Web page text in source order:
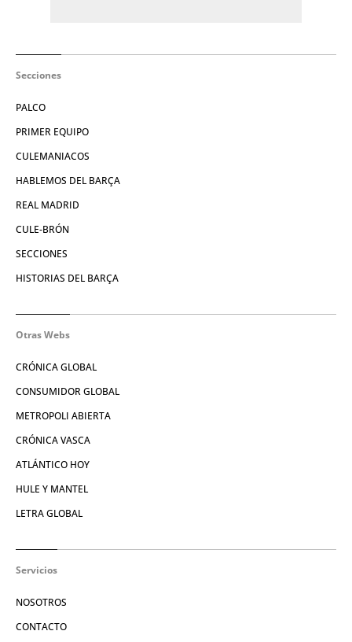
Secciones
PALCO
PRIMER EQUIPO
CULEMANIACOS
HABLEMOS DEL BARÇA
REAL MADRID
CULE-BRÓN
SECCIONES
HISTORIAS DEL BARÇA
Otras Webs
CRÓNICA GLOBAL
CONSUMIDOR GLOBAL
METROPOLI ABIERTA
CRÓNICA VASCA
ATLÁNTICO HOY
HULE Y MANTEL
LETRA GLOBAL
Servicios
NOSOTROS
CONTACTO